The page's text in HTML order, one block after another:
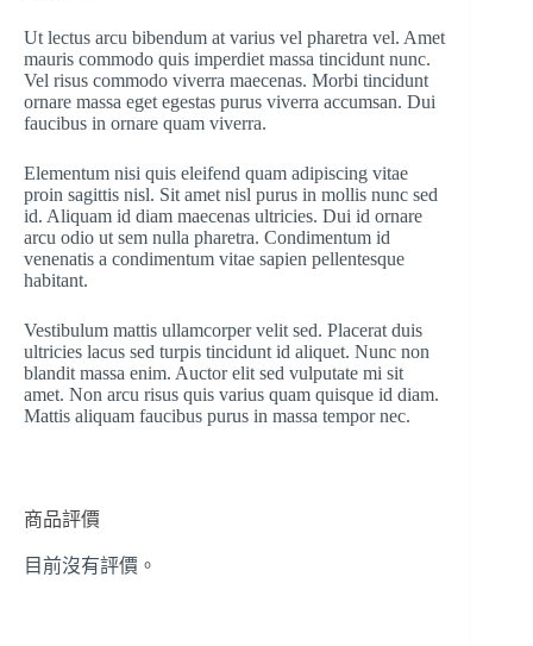
Ut lectus arcu bibendum at varius vel pharetra vel. Amet
mauris commodo quis imperdiet massa tincidunt nunc.
Vel risus commodo viverra maecenas. Morbi tincidunt
ornare massa eget egestas purus viverra accumsan. Dui
faucibus in ornare quam viverra.
Elementum nisi quis eleifend quam adipiscing vitae
proin sagittis nisl. Sit amet nisl purus in mollis nunc sed
id. Aliquam id diam maecenas ultricies. Dui id ornare
arcu odio ut sem nulla pharetra. Condimentum id
venenatis a condimentum vitae sapien pellentesque
habitant.
Vestibulum mattis ullamcorper velit sed. Placerat duis
ultricies lacus sed turpis tincidunt id aliquet. Nunc non
blandit massa enim. Auctor elit sed vulputate mi sit
amet. Non arcu risus quis varius quam quisque id diam.
Mattis aliquam faucibus purus in massa tempor nec.
商品評價
目前沒有評價。